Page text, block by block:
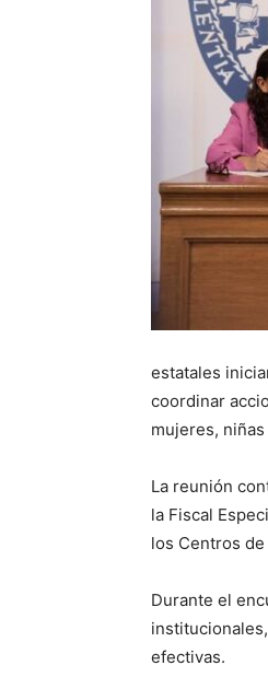
estatales
coordinar
mujeres,
La reunión
la Fiscal
los Centros
Durante el
efectivas.